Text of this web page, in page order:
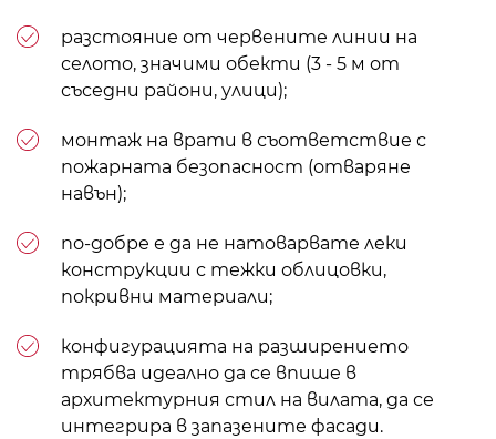
разстояние от червените линии на
селото, значими обекти (3 - 5 м от
съседни райони, улици);
монтаж на врати в съответствие с
пожарната безопасност (отваряне
навън);
по-добре е да не натоварвате леки
конструкции с тежки облицовки,
покривни материали;
конфигурацията на разширението
трябва идеално да се впише в
архитектурния стил на вилата, да се
интегрира в запазените фасади.